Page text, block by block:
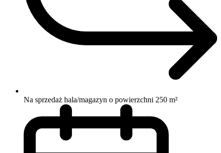
Na sprzedaż hala/magazyn o powierzchni 250 m²